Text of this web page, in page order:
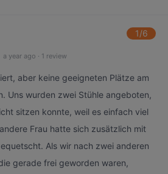
1/6
a year ago · 1 review
aber keine geeigneten Plätze am
Uns wurden zwei Stühle angeboten,
sitzen konnte, weil es einfach viel
Frau hatte sich zusätzlich mit
Als wir nach zwei anderen
gerade frei geworden waren,